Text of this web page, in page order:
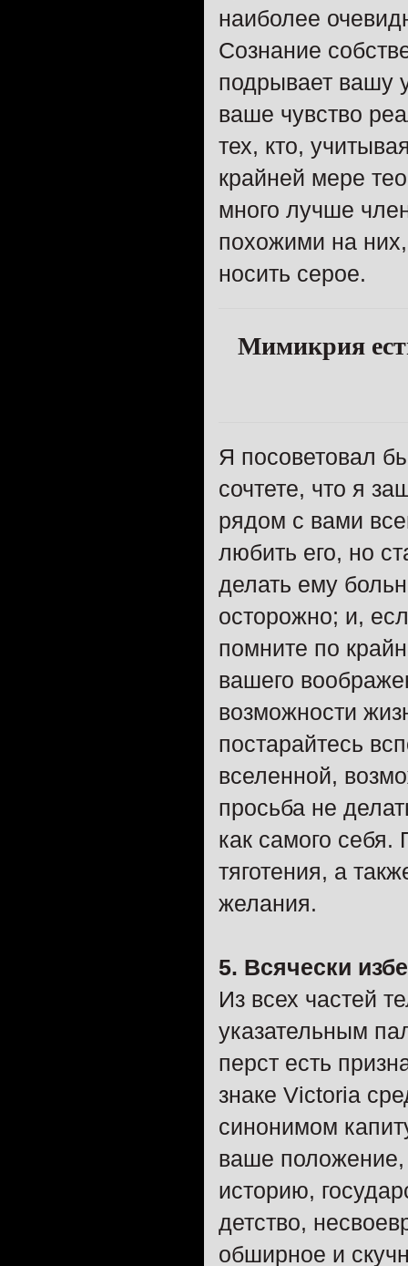
наиболее
Сознание
подрывает вашу
ваше чувство
тех, кто,
крайней мере
много лучше
похожими на
носить серое.
Мимикрия
Я посоветовал
сочтете, что я
рядом с вами
любить его, но
делать ему
осторожно; и,
помните по
вашего
возможности
постарайтесь
вселенной,
просьба не
как самого
тяготения, а
желания.
5. Всячески
Из всех частей
указательным
перст есть
знаке Victoria
синонимом
ваше положение,
историю,
детство,
обширное и